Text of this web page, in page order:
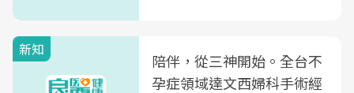
新知
陪伴，從三神開始。全台不
孕症領域達文西婦科手術經